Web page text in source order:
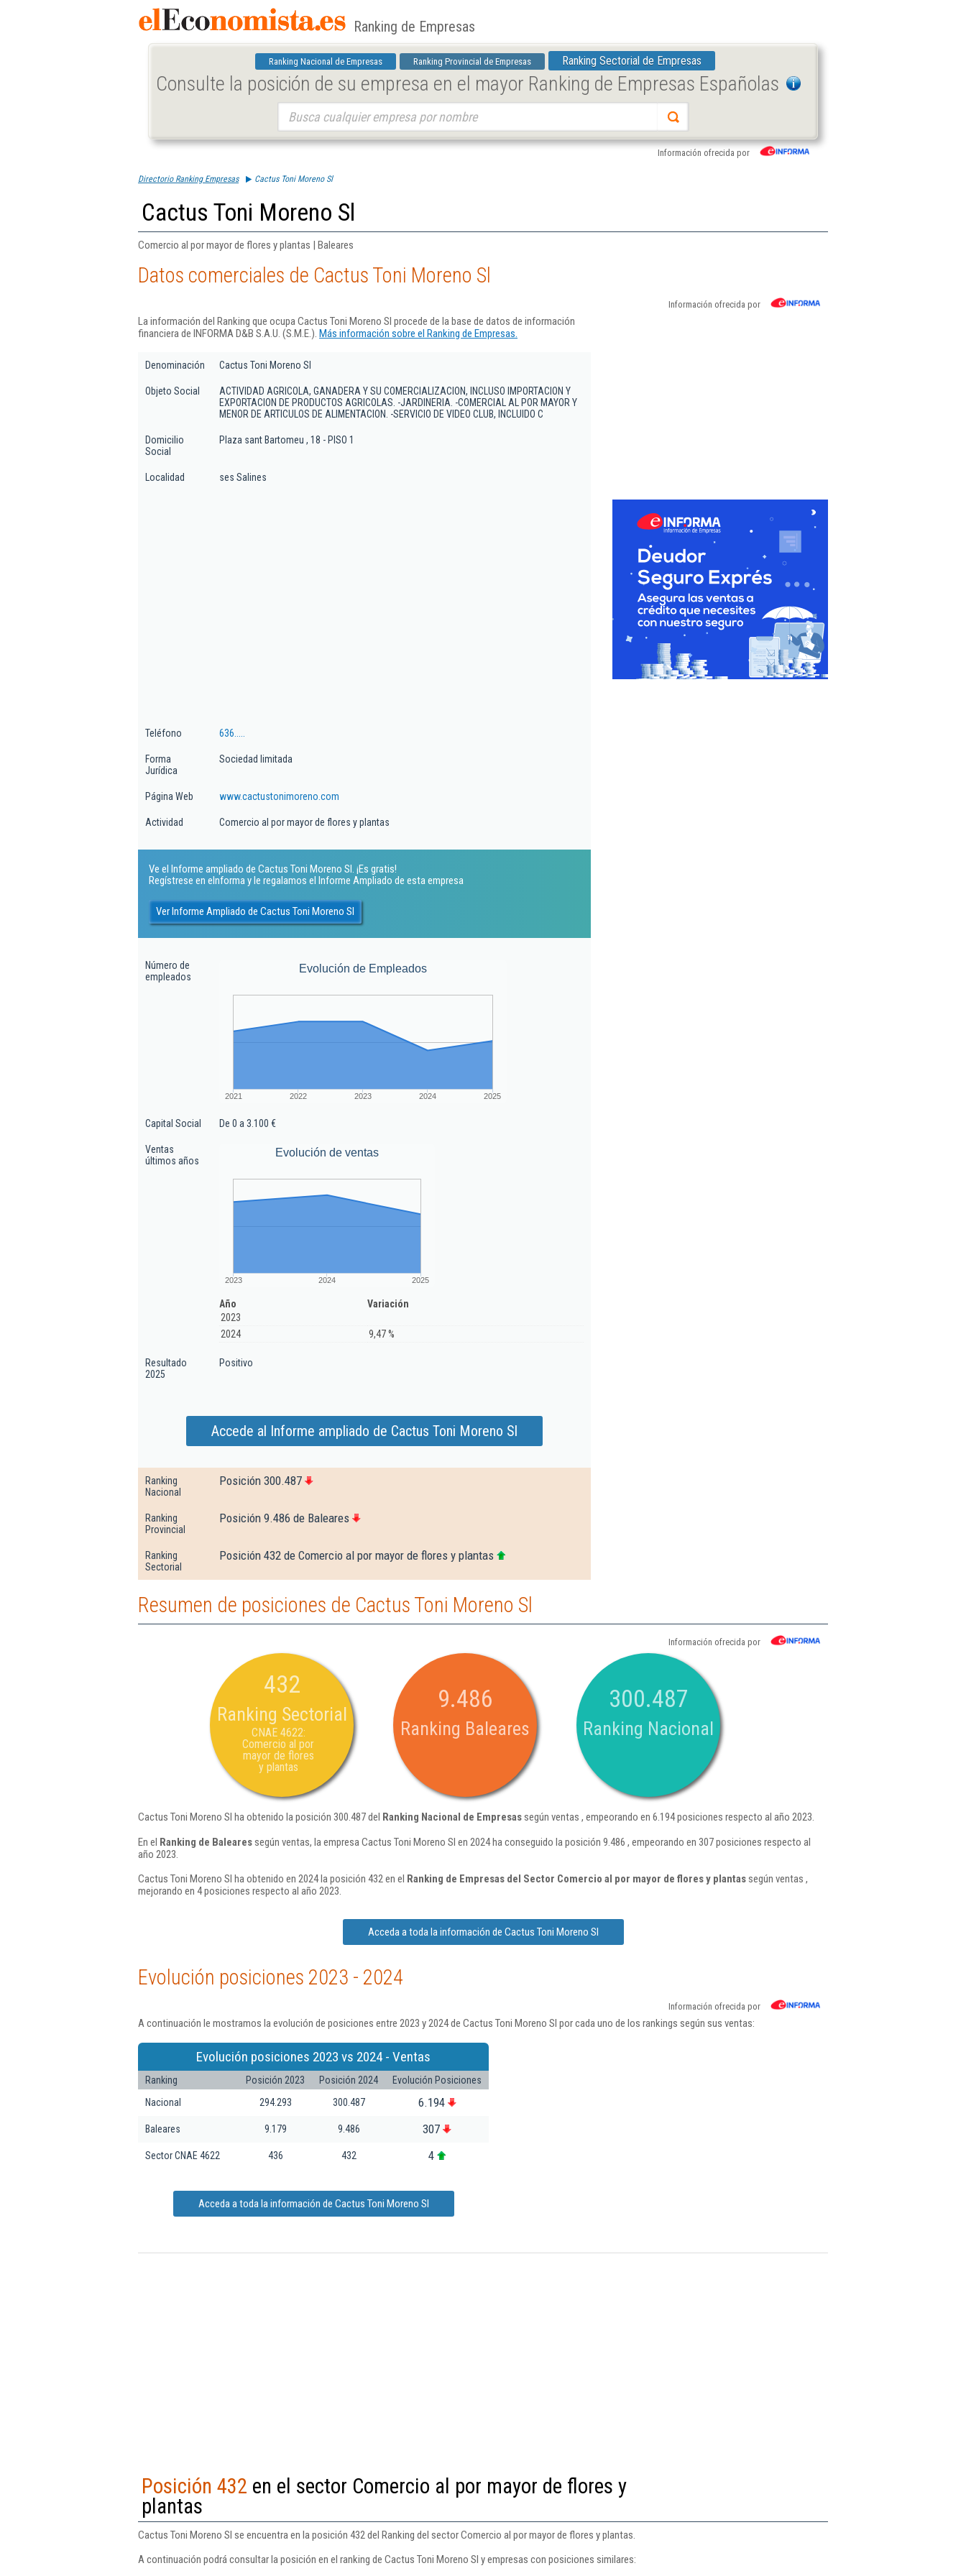
Ranking de Empresas
Ranking Nacional de Empresas Ranking Provincial de Empresas Ranking Sectorial de Empresas
Consulte la posición de su empresa en el mayor Ranking de Empresas Españolas
Información ofrecida por
Directorio Ranking Empresas Cactus Toni Moreno Sl
Cactus Toni Moreno Sl
Comercio al por mayor de flores y plantas | Baleares
Datos comerciales de Cactus Toni Moreno Sl
Información ofrecida por
La información del Ranking que ocupa Cactus Toni Moreno Sl procede de la base de datos de información
financiera de INFORMA D&B S.A.U. (S.M.E.). Más información sobre el Ranking de Empresas.
Denominación Cactus Toni Moreno Sl
Objeto Social
ACTIVIDAD AGRICOLA, GANADERA Y SU COMERCIALIZACION, INCLUSO IMPORTACION Y
EXPORTACION DE PRODUCTOS AGRICOLAS. -JARDINERIA. -COMERCIAL AL POR MAYOR Y
MENOR DE ARTICULOS DE ALIMENTACION. -SERVICIO DE VIDEO CLUB, INCLUIDO C
Domicilio
Social
Plaza sant Bartomeu , 18 - PISO 1
Localidad ses Salines
Teléfono 636.....
Forma
Jurídica
Sociedad limitada
Página Web www.cactustonimoreno.com
Actividad Comercio al por mayor de flores y plantas
Ve el Informe ampliado de Cactus Toni Moreno Sl. ¡Es gratis!
Regístrese en eInforma y le regalamos el Informe Ampliado de esta empresa
Ver Informe Ampliado de Cactus Toni Moreno Sl
Número de
empleados
Evolución de Empleados
2021 2022 2023 2024 2025
Capital Social De 0 a 3.100 €
Ventas
últimos años
Evolución de ventas
2023 2024 2025
Año
Variación
2023
2024
9,47 %
Resultado
2025
Positivo
Accede al Informe ampliado de Cactus Toni Moreno Sl
Ranking
Nacional
Posición 300.487
Ranking
Provincial
Posición 9.486 de Baleares
Ranking
Sectorial
Posición 432 de Comercio al por mayor de flores y plantas
Resumen de posiciones de Cactus Toni Moreno Sl
Información ofrecida por
432
Ranking Sectorial
CNAE 4622:
Comercio al por
mayor de flores
y plantas
9.486
Ranking Baleares
300.487
Ranking Nacional
Cactus Toni Moreno Sl ha obtenido la posición 300.487 del Ranking Nacional de Empresassegún ventas , empeorando en 6.194 posiciones respecto al año 2023.
En el Ranking de Balearessegún ventas, la empresa Cactus Toni Moreno Sl en 2024 ha conseguido la posición 9.486 , empeorando en 307 posiciones respecto al
año 2023.
Cactus Toni Moreno Sl ha obtenido en 2024 la posición 432 en el Ranking de Empresas del Sector Comercio al por mayor de flores y plantassegún ventas ,
mejorando en 4 posiciones respecto al año 2023.
Acceda a toda la información de Cactus Toni Moreno Sl
Evolución posiciones 2023 - 2024
Información ofrecida por
A continuación le mostramos la evolución de posiciones entre 2023 y 2024 de Cactus Toni Moreno Sl por cada uno de los rankings según sus ventas:
Evolución posiciones 2023 vs 2024 - Ventas
Ranking Posición 2023 Posición 2024
Evolución Posiciones
Nacional
294.293 300.487 6.194
Baleares 9.179 9.486 307
Sector CNAE 4622 436 432 4
Acceda a toda la información de Cactus Toni Moreno Sl
Posición 432 en el sector Comercio al por mayor de flores y
plantas
Cactus Toni Moreno Sl se encuentra en la posición 432 del Ranking del sector Comercio al por mayor de flores y plantas.
A continuación podrá consultar la posición en el ranking de Cactus Toni Moreno Sl y empresas con posiciones similares: